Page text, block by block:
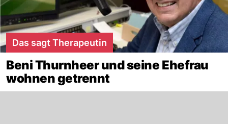
Das sagt Therapeutin
Beni Thurnheer und seine Ehefrau
wohnen getrennt